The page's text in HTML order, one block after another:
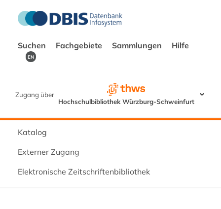
Suchen Fachgebiete Sammlungen Hilfe
EN
Zugang über
Hochschulbibliothek Würzburg-Schweinfurt
Katalog
Externer Zugang
Elektronische Zeitschriftenbibliothek